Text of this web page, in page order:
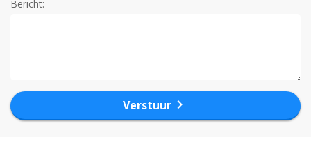
Bericht:
Verstuur chevron_right